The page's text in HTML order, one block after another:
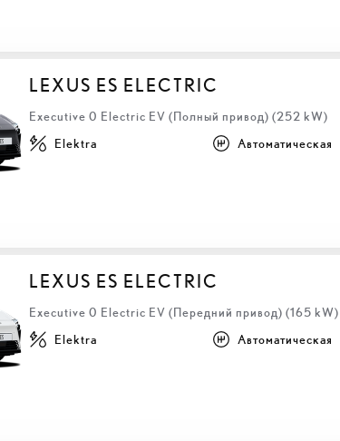
LEXUS ES ELECTRIC
Executive 0 Electric EV (Полный привод) (252 kW)
Elektra Автоматическая
LEXUS ES ELECTRIC
Executive 0 Electric EV (Передний привод) (165 kW)
Elektra Автоматическая